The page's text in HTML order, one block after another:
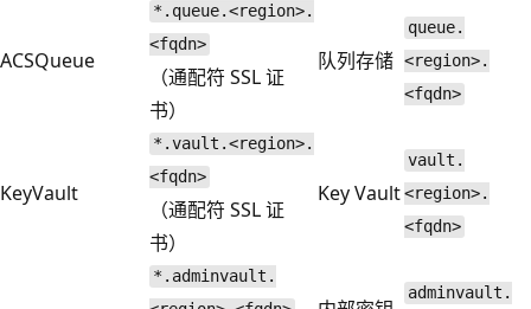
ACSQueue
*.queue.<region>.
<fqdn>
（通配符 SSL 证
书）
队列存储
queue.
<region>.
<fqdn>
KeyVault
*.vault.<region>.
<fqdn>
（通配符 SSL 证
书）
Key Vault
vault.
<region>.
<fqdn>
*.adminvault.
adminvault.